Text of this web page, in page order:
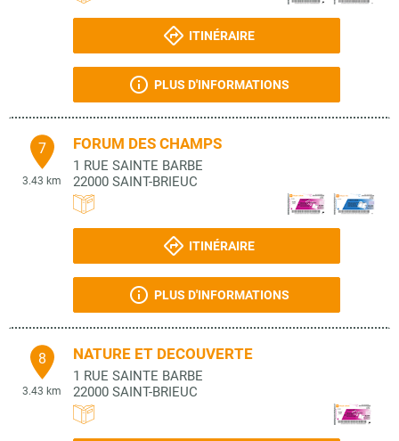
ITINÉRAIRE
PLUS D'INFORMATIONS
7
3.43 km
FORUM DES CHAMPS
1 RUE SAINTE BARBE
22000 SAINT-BRIEUC
ITINÉRAIRE
PLUS D'INFORMATIONS
8
3.43 km
NATURE ET DECOUVERTE
1 RUE SAINTE BARBE
22000 SAINT-BRIEUC